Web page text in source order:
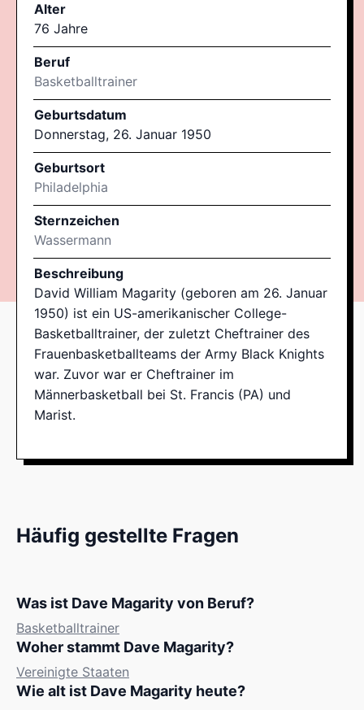
Alter
76 Jahre
Beruf
Basketballtrainer
Geburtsdatum
Donnerstag, 26. Januar 1950
Geburtsort
Philadelphia
Sternzeichen
Wassermann
Beschreibung
David William Magarity (geboren am 26. Januar
1950) ist ein US-amerikanischer College-
Basketballtrainer, der zuletzt Cheftrainer des
Frauenbasketballteams der Army Black Knights
war. Zuvor war er Cheftrainer im
Männerbasketball bei St. Francis (PA) und
Marist.
Häufig gestellte Fragen
Was ist Dave Magarity von Beruf?
Basketballtrainer
Woher stammt Dave Magarity?
Vereinigte Staaten
Wie alt ist Dave Magarity heute?